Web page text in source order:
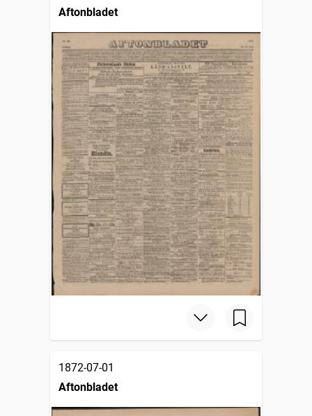
Aftonbladet
1872-07-01
Aftonbladet